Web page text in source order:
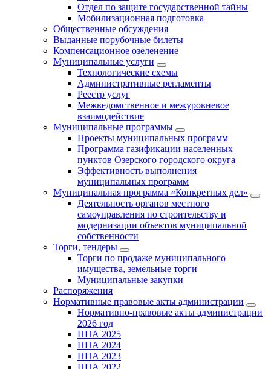
Отдел по защите государственной тайны
Мобилизационная подготовка
Общественные обсуждения
Выданные порубочные билеты
Компенсационное озеленение
Муниципальные услуги
Технологические схемы
Административные регламенты
Реестр услуг
Межведомственное и межуровневое
взаимодействие
Муниципальные программы
Проекты муниципальных программ
Программа газификации населенных
пунктов Озерского городского округа
Эффективность выполнения
муниципальных программ
Муниципальная программа «Конкретных дел»
Деятельность органов местного
самоуправления по строительству и
модернизации объектов муниципальной
собственности
Торги, тендеры
Торги по продаже муниципального
имущества, земельные торги
Муниципальные закупки
Распоряжения
Нормативные правовые акты администрации
Нормативно-правовые акты администрации
2026 год
НПА 2025
НПА 2024
НПА 2023
НПА 2022